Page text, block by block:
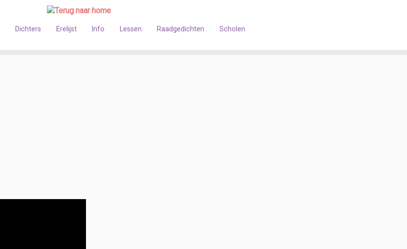
Dichters Erelijst Info Lessen Raadgedichten Scholen